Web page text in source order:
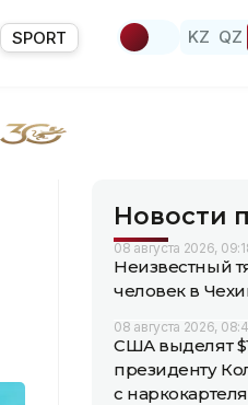
SPORT KZ QZ
Новости
08 августа 2026,
Неизвестный
человек в
08 августа 2026,
США выделят
президенту
с